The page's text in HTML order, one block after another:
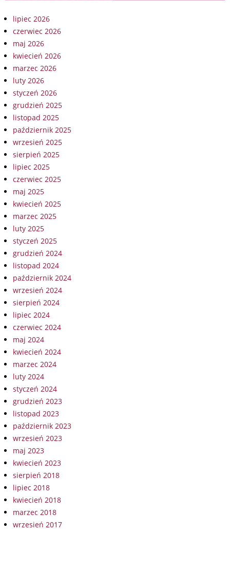
lipiec 2026
czerwiec 2026
maj 2026
kwiecień 2026
marzec 2026
luty 2026
styczeń 2026
grudzień 2025
listopad 2025
październik 2025
wrzesień 2025
sierpień 2025
lipiec 2025
czerwiec 2025
maj 2025
kwiecień 2025
marzec 2025
luty 2025
styczeń 2025
grudzień 2024
listopad 2024
październik 2024
wrzesień 2024
sierpień 2024
lipiec 2024
czerwiec 2024
maj 2024
kwiecień 2024
marzec 2024
luty 2024
styczeń 2024
grudzień 2023
listopad 2023
październik 2023
wrzesień 2023
maj 2023
kwiecień 2023
sierpień 2018
lipiec 2018
kwiecień 2018
marzec 2018
wrzesień 2017